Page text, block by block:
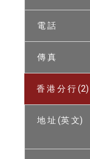
電 話
傳 真
香 港 分 行 (2)
地 址 (英 文)